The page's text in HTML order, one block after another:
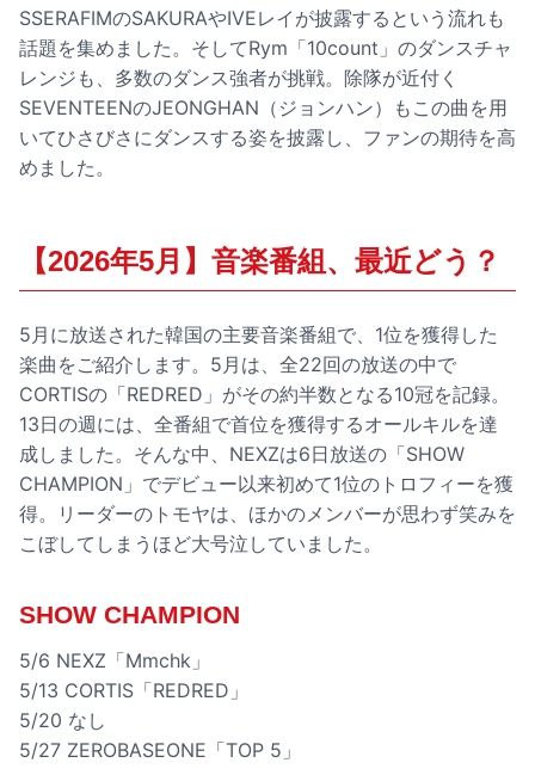
SSERAFIMのSAKURAやIVEレイが披露するという流れも
話題を集めました。そしてRym「10count」のダンスチャ
レンジも、多数のダンス強者が挑戦。除隊が近付く
SEVENTEENのJEONGHAN（ジョンハン）もこの曲を用
いてひさびさにダンスする姿を披露し、ファンの期待を高
めました。
【2026年5月】音楽番組、最近どう？
5月に放送された韓国の主要音楽番組で、1位を獲得した
楽曲をご紹介します。5月は、全22回の放送の中で
CORTISの「REDRED」がその約半数となる10冠を記録。
13日の週には、全番組で首位を獲得するオールキルを達
成しました。そんな中、NEXZは6日放送の「SHOW
CHAMPION」でデビュー以来初めて1位のトロフィーを獲
得。リーダーのトモヤは、ほかのメンバーが思わず笑みを
こぼしてしまうほど大号泣していました。
SHOW CHAMPION
5/6 NEXZ「Mmchk」
5/13 CORTIS「REDRED」
5/20 なし
5/27 ZEROBASEONE「TOP 5」